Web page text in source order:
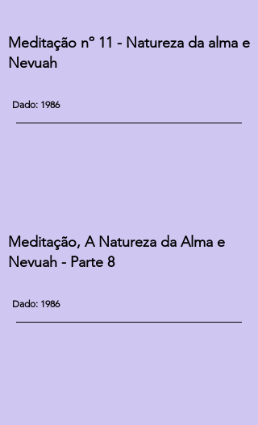
Meditação nº 11 - Natureza da alma e
Nevuah
Dado: 1986
Meditação, A Natureza da Alma e
Nevuah - Parte 8
Dado: 1986